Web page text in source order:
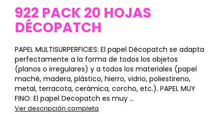
922 PACK 20 HOJAS
DÉCOPATCH
PAPEL MULTISURPERFICIES: El papel Décopatch se adapta
perfectamente a la forma de todos los objetos
(planos o irregulares) y a todos los materiales (papel
maché, madera, plástico, hierro, vidrio, poliestireno,
metal, terracota, cerámica, corcho, etc.). PAPEL MUY
FINO: El papel Decopatch es muy ...
Ver descripción completa